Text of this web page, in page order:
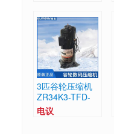
TFD-522
3匹谷轮压缩机
ZR34K3-TFD-
522 ZR34K3E-
TFD-522
电议